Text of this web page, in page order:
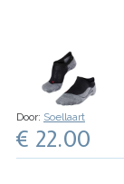
Door: Soellaart
€ 22.00